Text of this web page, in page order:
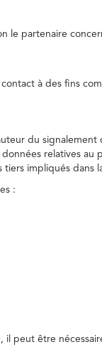
le partenaire
à des fins
du signalement
relatives au
tiers impliqués dans
:
il peut être